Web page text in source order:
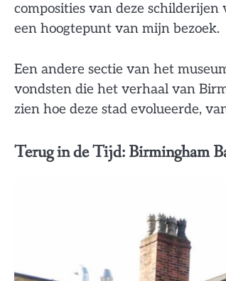
composities van deze
een hoogtepunt van mijn bezoek.
Een andere sectie van het
vondsten die het verhaal van
zien hoe deze stad evolueerde,
Terug in de Tijd: Birmingham